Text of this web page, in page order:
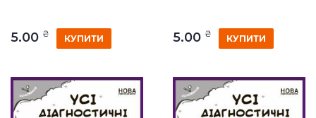
5.00 ₴ КУПИТИ 5.00 ₴ КУПИТИ